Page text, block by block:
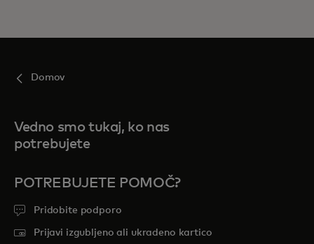
Domov
Vedno smo tukaj, ko nas
potrebujete
POTREBUJETE POMOČ?
Pridobite podporo
Prijavi izgubljeno ali ukradeno kartico